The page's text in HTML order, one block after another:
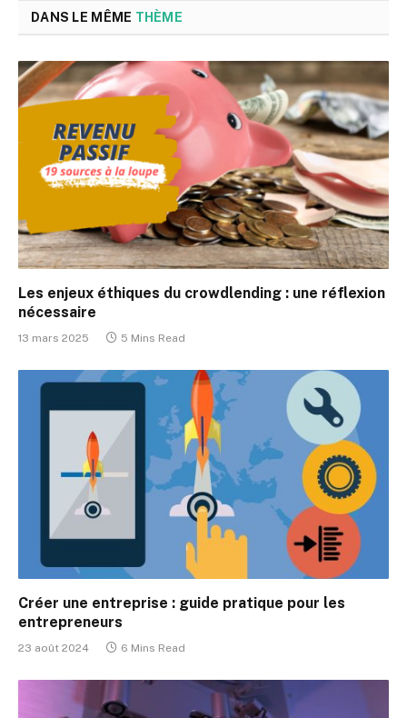
DANS LE MÊME THÈME
Les enjeux éthiques du crowdlending : une réflexion
nécessaire
13 mars 2025 5 Mins Read
Créer une entreprise : guide pratique pour les
entrepreneurs
23 août 2024 6 Mins Read